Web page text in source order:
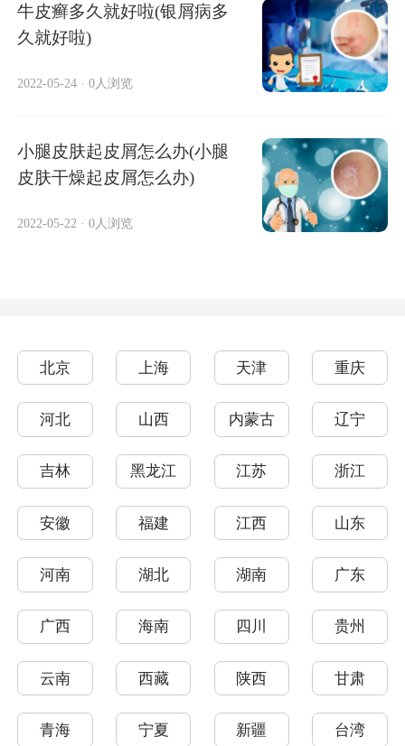
牛皮癣多久就好啦(银屑病多
久就好啦)
2022-05-24 · 0人浏览
小腿皮肤起皮屑怎么办(小腿
皮肤干燥起皮屑怎么办)
2022-05-22 · 0人浏览
北京 上海 天津 重庆
河北 山西 内蒙古 辽宁
吉林 黑龙江 江苏 浙江
安徽 福建 江西 山东
河南 湖北 湖南 广东
广西 海南 四川 贵州
云南 西藏 陕西 甘肃
青海 宁夏 新疆 台湾